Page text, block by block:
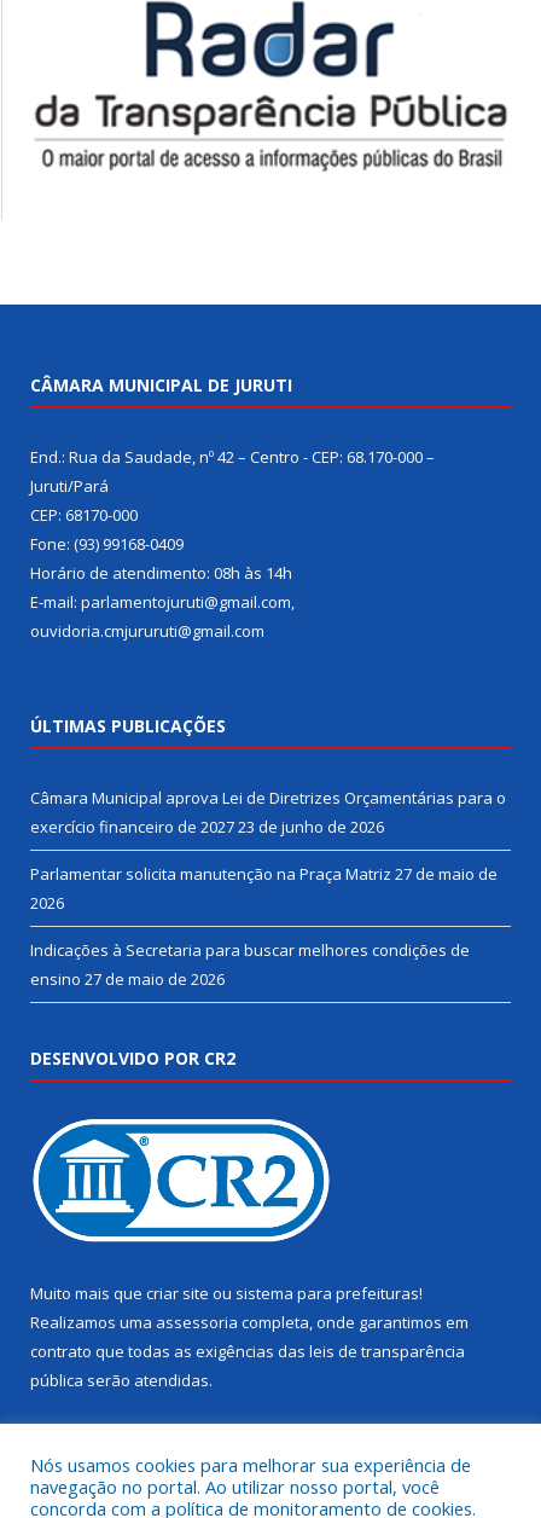
CÂMARA MUNICIPAL DE JURUTI
End.: Rua da Saudade, nº 42 – Centro - CEP: 68.170-000 –
Juruti/Pará
CEP: 68170-000
Fone: (93) 99168-0409
Horário de atendimento: 08h às 14h
E-mail: parlamentojuruti@gmail.com,
ouvidoria.cmjururuti@gmail.com
ÚLTIMAS PUBLICAÇÕES
Câmara Municipal aprova Lei de Diretrizes Orçamentárias para o
exercício financeiro de 202723 de junho de 2026
Parlamentar solicita manutenção na Praça Matriz 27 de maio de
2026
Indicações à Secretaria para buscar melhores condições de
ensino 27 de maio de 2026
DESENVOLVIDO POR CR2
Muito mais que criar site ou sistema para prefeituras!
Realizamos uma assessoria completa, onde garantimos em
contrato que todas as exigências das leis de transparência
pública serão atendidas.
Nós usamos cookies para melhorar sua experiência de
navegação no portal. Ao utilizar nosso portal, você
concorda com a política de monitoramento de cookies.